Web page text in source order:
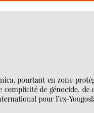
pourtant en zone
complicité de génocide,
pour l’ex-